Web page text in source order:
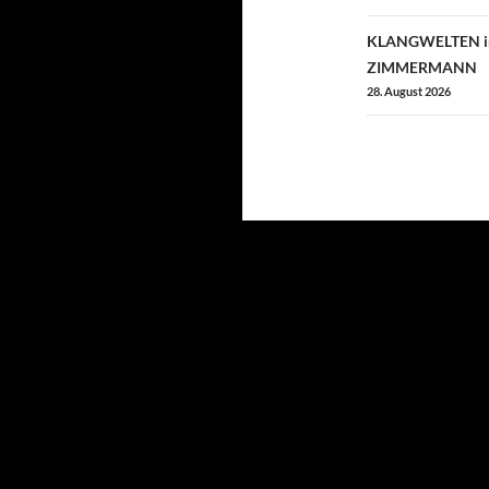
KLANGWELTEN
ZIMMERMANN
28. August 2026